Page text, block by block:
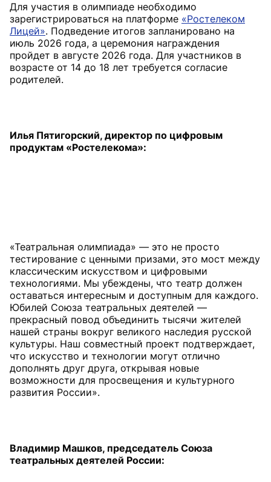
Для участия в олимпиаде необходимо
зарегистрироваться на платформе «Ростелеком
Лицей». Подведение итогов запланировано на
июль 2026 года, а церемония награждения
пройдет в августе 2026 года. Для участников в
возрасте от 14 до 18 лет требуется согласие
Илья Пятигорский, директор по цифровым
продуктам «Ростелекома»:
«Театральная олимпиада» — это не просто
тестирование с ценными призами, это мост между
классическим искусством и цифровыми
технологиями. Мы убеждены, что театр должен
оставаться интересным и доступным для каждого.
Юбилей Союза театральных деятелей —
прекрасный повод объединить тысячи жителей
нашей страны вокруг великого наследия русской
культуры. Наш совместный проект подтверждает,
что искусство и технологии могут отлично
дополнять друг друга, открывая новые
возможности для просвещения и культурного
Владимир Машков, председатель Союза
театральных деятелей России: